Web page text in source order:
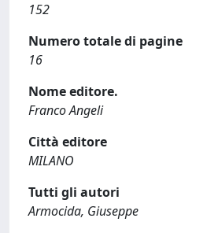
152
Numero totale di pagine
16
Nome editore.
Franco Angeli
Città editore
MILANO
Tutti gli autori
Armocida, Giuseppe